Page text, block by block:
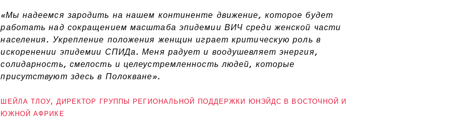
«Мы надеемся зародить на нашем континенте движение, которое будет
работать над сокращением масштаба эпидемии ВИЧ среди женской части
населения. Укрепление положения женщин играет критическую роль в
искоренении эпидемии СПИДа. Меня радует и воодушевляет энергия,
солидарность, смелость и целеустремленность людей, которые
присутствуют здесь в Полокване».
ШЕЙЛА ТЛОУ, ДИРЕКТОР ГРУППЫ РЕГИОНАЛЬНОЙ ПОДДЕРЖКИ ЮНЭЙДС В ВОСТОЧНОЙ И
ЮЖНОЙ АФРИКЕ